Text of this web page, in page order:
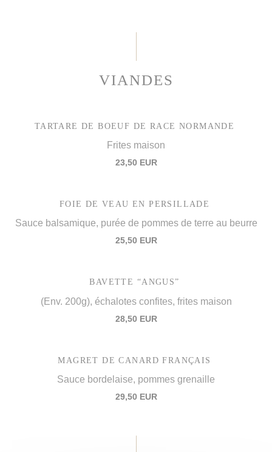
VIANDES
TARTARE DE BOEUF DE RACE NORMANDE
Frites maison
23,50 EUR
FOIE DE VEAU EN PERSILLADE
Sauce balsamique, purée de pommes de terre au beurre
25,50 EUR
BAVETTE “ANGUS”
(Env. 200g), échalotes confites, frites maison
28,50 EUR
MAGRET DE CANARD FRANÇAIS
Sauce bordelaise, pommes grenaille
29,50 EUR